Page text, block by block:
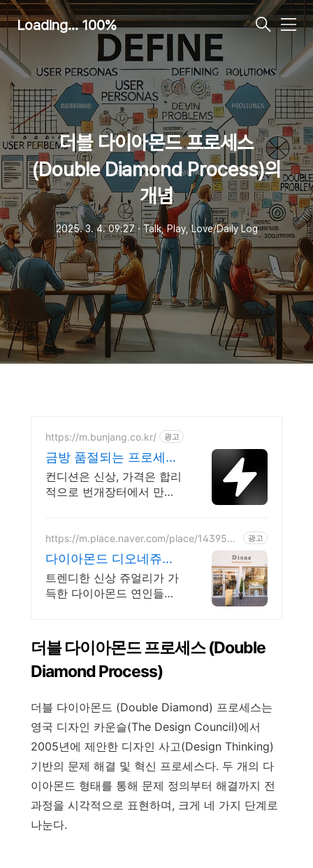
Loading... 100%
메
더블 다이아몬드 프로세스
(Double Diamond Process)의
개념
2025. 3. 4. 09:27ㆍTalk, Play, Love/Daily Log
https://m.bunjang.co.kr/ 광고
금방 품절되는 프로세스
국내 최대 브랜드 중고거
래
컨디션은 신상, 가격은 합리
적으로 번개장터에서 만나
10만 개 이상의 신규 상품
업로드
https://m.place.naver.com/place/1439542
광고
다이아몬드 디오네쥬얼
리
트렌디한 신상 쥬얼리가 가
득한 다이아몬드 연인들을
향과 스타일에 맞는 쥬얼리
제품을 찾아드립니다
더블 다이아몬드 프로세스 (Double
Diamond Process)
더블 다이아몬드 (Double Diamond) 프로세스는
영국 디자인 카운슬(The Design Council)에서
2005년에 제안한 디자인 사고(Design Thinking)
기반의 문제 해결 및 혁신 프로세스다. 두 개의 다
이아몬드 형태를 통해 문제 정의부터 해결까지 전
과정을 시각적으로 표현하며, 크게 네 가지 단계로
나눈다.